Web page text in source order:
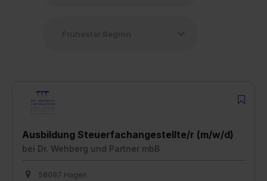
Ausbildung Steuerfachangestellte/r (m/w/d)
bei Dr. Wehberg und Partner mbB
58097 Hagen